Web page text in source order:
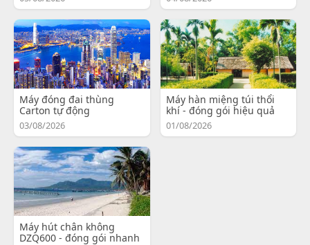
Máy đóng đai thùng
Carton tự động
03/08/2026
Máy hàn miệng túi thổi
khí - đóng gói hiệu quả
01/08/2026
Máy hút chân không
DZQ600 - đóng gói nhanh